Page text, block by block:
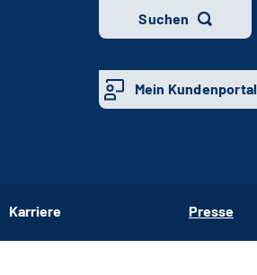
Suchen
Mein Kundenportal
Karriere Presse